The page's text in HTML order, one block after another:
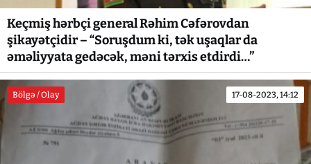
Keçmiş hərbçi general Rəhim Cəfərovdan
şikayətçidir – “Soruşdum ki, tək uşaqlar da
əməliyyata gedəcək, məni tərxis etdirdi…”
Bölgə / Olay 17-08-2023, 14:12